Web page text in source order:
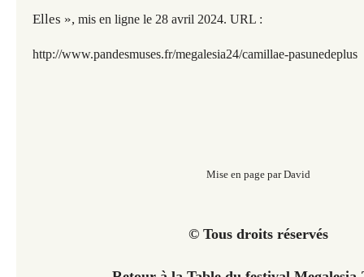
Elles », mis en ligne le 28 avril 2024. URL :
http://www.pandesmuses.fr/megalesia24/camillae-pasunedeplus
Mise en page par David
© Tous droits réservés